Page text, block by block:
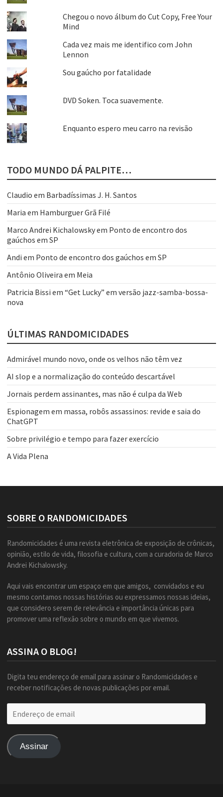
Chegou o novo álbum do Cut Copy, Free Your
Mind
Cada vez mais me identifico com John
Lennon
Sou gaúcho por fatalidade
DVD Soken. Toca suavemente.
Enquanto espero meu carro na revisão
TODO MUNDO DÁ PALPITE…
Claudio em Barbadíssimas J. H. Santos
Maria em Hamburguer Grã Filé
Marco Andrei Kichalowskyem Ponto de encontro dos
gaúchos em SP
Andi em Ponto de encontro dos gaúchos em SP
Antônio Oliveira em Meia
Patricia Bissi em “Get Lucky” em versão jazz-samba-bossa-
nova
ÚLTIMAS RANDOMICIDADES
Admirável mundo novo, onde os velhos não têm vez
AI slop e a normalização do conteúdo descartável
Jornais perdem assinantes, mas não é culpa da Web
Espionagem em massa, robôs assassinos: revide e saia do
ChatGPT
Sobre privilégio e tempo para fazer exercício
A Vida Plena
SOBRE O RANDOMICIDADES
Randomicidades é uma revista eletrônica de exposição de crônicas,
opinião, estilo de vida, filosofia e cultura, com a curadoria de Marco
Andrei Kichalowsky.
Aqui vais encontrar um espaço em que amigos, convidados e eu
mesmo contamos nossas histórias ou expressamos nossas ideias,
que considero serem de relevância e importância únicas para
promover uma reflexão sobre o mundo em que vivemos.
ASSINA O BLOG!
Digita teu endereço de email para assinar o Randomicidades e
receber notificações de novas publicações por email.
de
Assinar